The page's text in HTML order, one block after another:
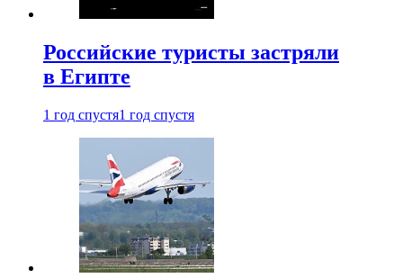
Российские туристы застряли
в Египте
1 год спустя1 год спустя